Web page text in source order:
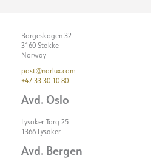
Borgeskogen 32
3160 Stokke
Norway
post@norlux.com
+47 33 30 10 80
Avd. Oslo
Lysaker Torg 25
1366 Lysaker
Avd. Bergen